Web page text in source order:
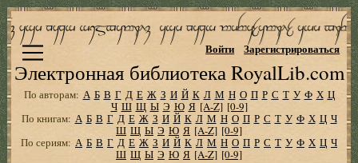
Электронная библиотека RoyalLib.com
Войти Зарегистрироваться
По авторам: А Б В Г Д Е Ж З И Й К Л М Н О П Р С Т У Ф Х Ц
Ч Ш Щ Ы Э Ю Я [A-Z] [0-9]
По книгам: А Б В Г Д Е Ж З И Й К Л М Н О П Р С Т У Ф Х Ц Ч
Ш Щ Ы Э Ю Я [A-Z] [0-9]
По сериям: А Б В Г Д Е Ж З И Й К Л М Н О П Р С Т У Ф Х Ц Ч
Ш Щ Ы Э Ю Я [A-Z] [0-9]